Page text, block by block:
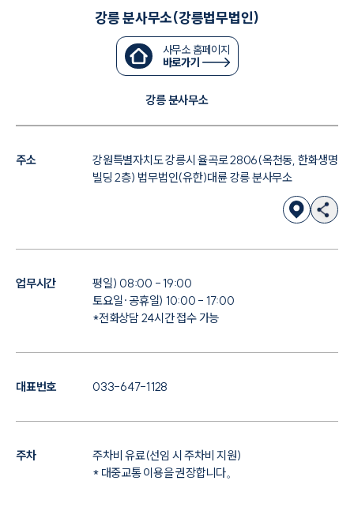
강릉 분사무소(강릉법무법인)
사무소 홈페이지
바로가기
강릉 분사무소
주소
강원특별자치도 강릉시 율곡로 2806(옥천동, 한화생명
빌딩 2층) 법무법인(유한)대륜 강릉 분사무소
업무시간
평일) 08:00 - 19:00
토요일·공휴일) 10:00 - 17:00
*전화상담 24시간 접수 가능
대표번호 033-647-1128
주차
주차비 유료(선임 시 주차비 지원)
* 대중교통 이용을 권장합니다。